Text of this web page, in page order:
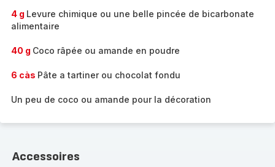
4 g Levure chimique ou une belle pincée de bicarbonate
alimentaire
40 g Coco râpée ou amande en poudre
6 càs Pâte a tartiner ou chocolat fondu
Un peu de coco ou amande pour la décoration
Accessoires